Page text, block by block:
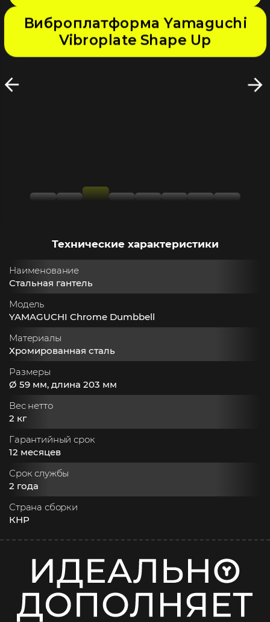
Велотренажер
Yamaguchi Crossway
Технические характеристики
Наименование
Стальная гантель
Модель
YAMAGUCHI Chrome Dumbbell
Материалы
Хромированная сталь
Размеры
Ø 59 мм, длина 203 мм
Вес нетто
2 кг
Гарантийный срок
12 месяцев
Срок службы
2 года
Страна сборки
КНР